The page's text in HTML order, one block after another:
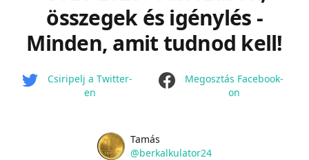
összegek és igénylés -
Minden, amit tudnod kell!
Csiripelj a Twitter-
en
facebook
Megosztás Facebook-
on
Name
Tamás
Twitter
@berkalkulator24